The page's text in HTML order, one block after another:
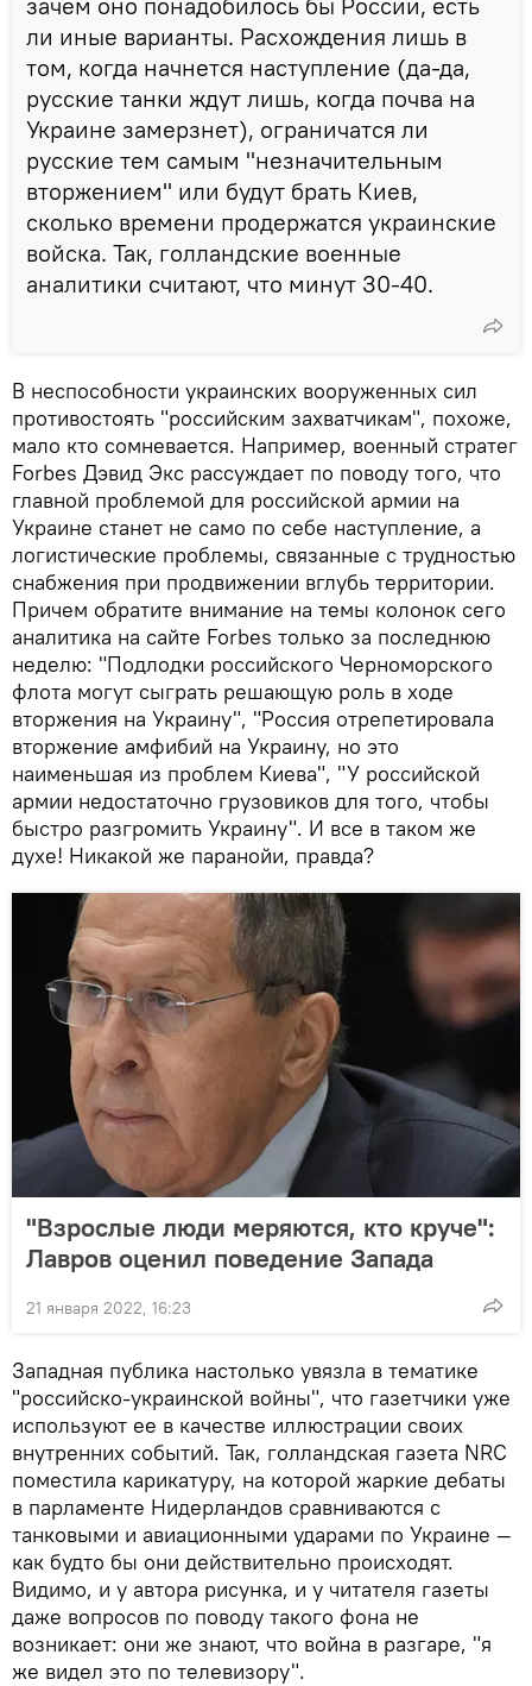
ли иные варианты. Расхождения лишь в
том, когда начнется наступление (да-да,
русские танки ждут лишь, когда почва на
Украине замерзнет), ограничатся ли
русские тем самым "незначительным
вторжением" или будут брать Киев,
сколько времени продержатся украинские
войска. Так, голландские военные
аналитики считают, что минут 30-40.
В неспособности украинских вооруженных сил
противостоять "российским захватчикам", похоже,
мало кто сомневается. Например, военный стратег
Forbes Дэвид Экс рассуждает по поводу того, что
главной проблемой для российской армии на
Украине станет не само по себе наступление, а
логистические проблемы, связанные с трудностью
снабжения при продвижении вглубь территории.
Причем обратите внимание на темы колонок сего
аналитика на сайте Forbes только за последнюю
неделю: "Подлодки российского Черноморского
флота могут сыграть решающую роль в ходе
вторжения на Украину", "Россия отрепетировала
вторжение амфибий на Украину, но это
наименьшая из проблем Киева", "У российской
армии недостаточно грузовиков для того, чтобы
быстро разгромить Украину". И все в таком же
духе! Никакой же паранойи, правда?
"Взрослые люди меряются, кто круче":
Лавров оценил поведение Запада
21 января 2022, 16:23
Западная публика настолько увязла в тематике
"российско-украинской войны", что газетчики уже
используют ее в качестве иллюстрации своих
внутренних событий. Так, голландская газета NRC
поместила карикатуру, на которой жаркие дебаты
в парламенте Нидерландов сравниваются с
танковыми и авиационными ударами по Украине —
как будто бы они действительно происходят.
Видимо, и у автора рисунка, и у читателя газеты
даже вопросов по поводу такого фона не
возникает: они же знают, что война в разгаре, "я
же видел это по телевизору".